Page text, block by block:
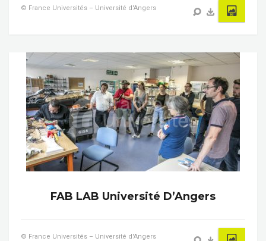
© France Universités – Université d'Angers
FAB LAB Université D’Angers
© France Universités – Université d'Angers